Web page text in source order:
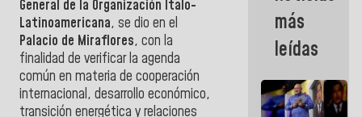
General de la Organización Ítalo-
Latinoamericana, se dio en el
Palacio de Miraflores, con la
finalidad de verificar la agenda
común en materia de cooperación
internacional, desarrollo económico,
transición energética y relaciones
casas para
abuelos
más
leídas